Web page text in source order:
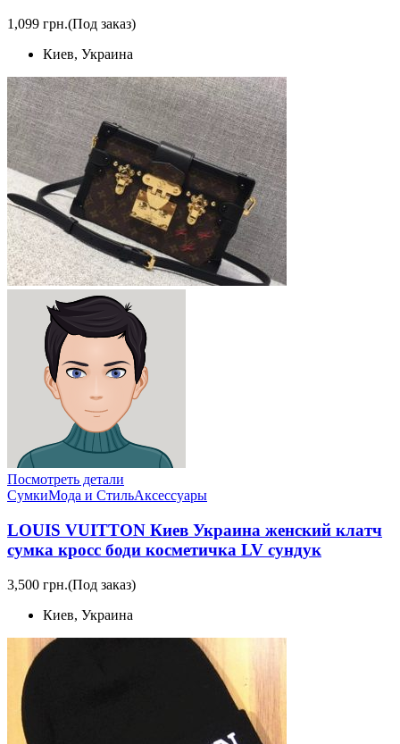
1,099 грн.(Под заказ)
Киев, Украина
Посмотреть детали
СумкиМода и СтильАксессуары
LOUIS VUITTON Киев Украина женский клатч
сумка кросс боди косметичка LV сундук
3,500 грн.(Под заказ)
Киев, Украина